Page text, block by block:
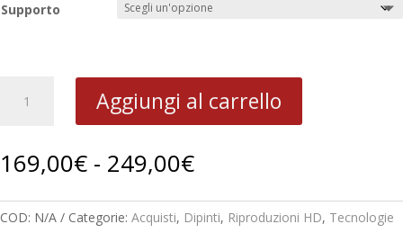
Supporto
Ambiente
quantità
Aggiungi al carrello
169,00€ - 249,00€Fascia
di
prezzo:
da
COD: N/A Categorie: Acquisti, Dipinti, Riproduzioni HD, Tecnologie